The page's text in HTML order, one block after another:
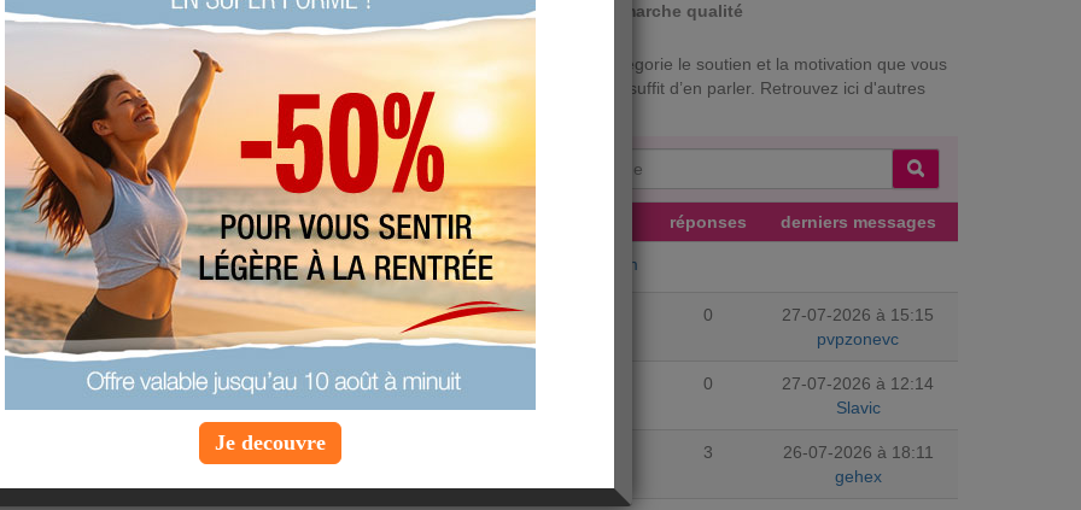
& tests Grossesse Maman & bébé Beauté La communauté Démarche qualité
: venez participer aux discussions de ce forum. Vous trouverez dans cette catégorie le soutien et la motivation que vous
est là pour vous soutenir. Quand on connait une petite baisse de moral, il suffit d’en parler. Retrouvez ici d'autres
le moral et rester motivée.
Chercher un sujet particulier :
SUJETS réponses derniers messages
equipe-aujourdhuicom
boshqarish pvpzonevc 0
27-07-2026 à 15:15
pvpzonevc
complet pentru încep&#259;tori &#537;i pariori ex 0
27-07-2026 à 12:14
Slavic
&#1076;&#1083;&#1103; 3
26-07-2026 à 18:11
gehex
Je decouvre